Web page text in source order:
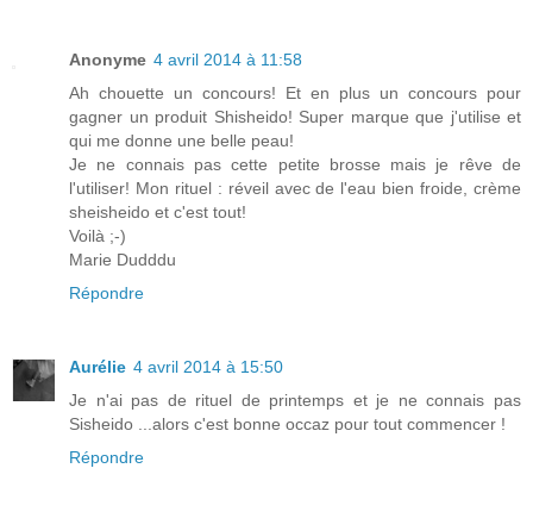
Anonyme 4 avril 2014 à 11:58
Ah chouette un concours! Et en plus un concours pour
gagner un produit Shisheido! Super marque que j'utilise et
qui me donne une belle peau!
Je ne connais pas cette petite brosse mais je rêve de
l'utiliser! Mon rituel : réveil avec de l'eau bien froide, crème
sheisheido et c'est tout!
Voilà ;-)
Marie Dudddu
Répondre
Aurélie 4 avril 2014 à 15:50
Je n'ai pas de rituel de printemps et je ne connais pas
Sisheido ...alors c'est bonne occaz pour tout commencer !
Répondre